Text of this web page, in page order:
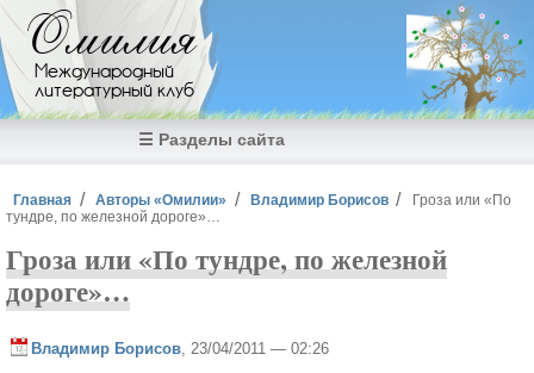
Перейти к основному содержанию
Омилия
Международный
литературный клуб
☰ Разделы сайта
Вы здесь
Главная Авторы «Омилии» Владимир Борисов
Гроза или «По
тундре, по железной дороге»…
Гроза или «По тундре, по железной
дороге»…
Владимир Борисов , 23/04/2011 — 02:26